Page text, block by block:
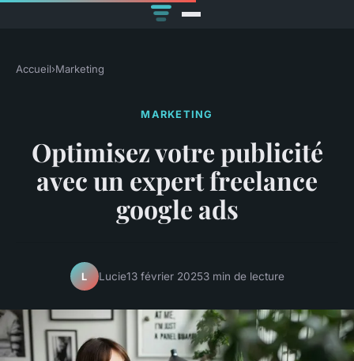
Accueil›Marketing
MARKETING
Optimisez votre publicité
avec un expert freelance
google ads
L Lucie13 février 20253 min de lecture